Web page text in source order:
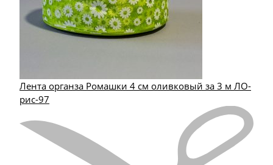
Лента органза Ромашки 4 см оливковый за 3 м ЛО-
рис-97